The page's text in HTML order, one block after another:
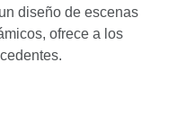
diseño de escenas
ofrece a los